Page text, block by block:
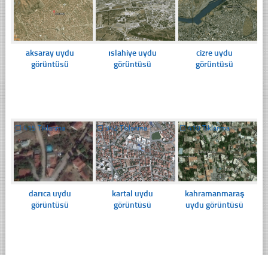
aksaray uydu
görüntüsü
ıslahiye uydu
görüntüsü
cizre uydu
görüntüsü
☐ 415 Tıklanma
darıca uydu
görüntüsü
☐342 Tıklanma
kartal uydu
görüntüsü
☐410 Tıklanma
kahramanmaraş
uydu görüntüsü